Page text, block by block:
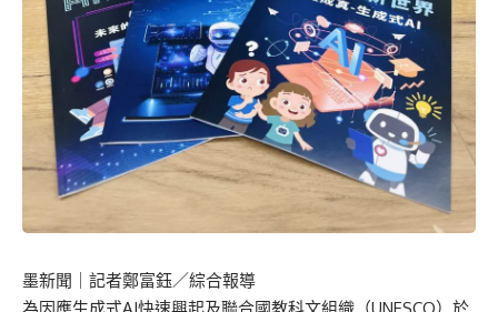
墨新聞
｜記者鄭富鈺／綜合報導